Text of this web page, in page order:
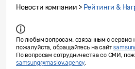
Новости компании > Рейтинги &
По любым вопросам, связанным с
пожалуйста, обращайтесь на сайт
По вопросам сотрудничества со СМИ,
samsung@maslov.agency.